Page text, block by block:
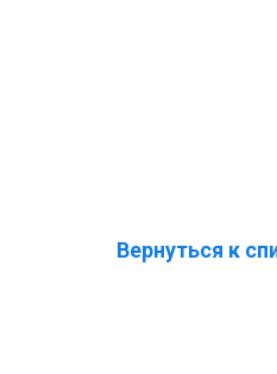
Вернуться к